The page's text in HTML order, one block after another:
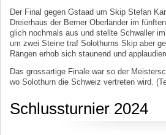
Der Final gegen Gstaad um Skip Stefan
Dreierhaus der Berner Oberländer im
glich nochmals aus und stellte Schwaller
um zwei Steine traf Solothurns Skip aber
Rängen erhob sich staunend und
Das grossartige Finale war so der
wo Solothurn die Schweiz vertreten wird.
Schlussturnier 2024